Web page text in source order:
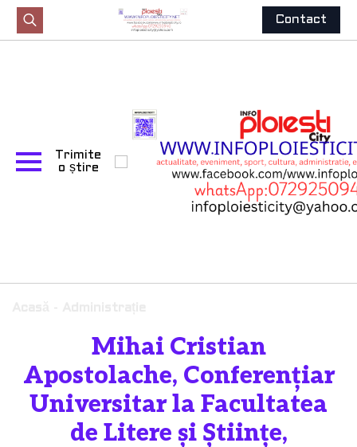
Search
Contact
Trimite
o știre
-
Mihai Cristian
Apostolache, Conferențiar
Universitar la Facultatea
de Litere și Științe,